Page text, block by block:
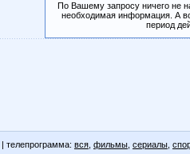
По Вашему запросу ничего не
необходимая информация. А
период
| телепрограмма: вся фильмы сериалы